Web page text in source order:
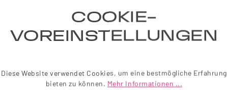
COOKIE-
VOREINSTELLUNGEN
Diese Website verwendet Cookies, um eine bestmögliche Erfahrung
bieten zu können. Mehr Informationen ...